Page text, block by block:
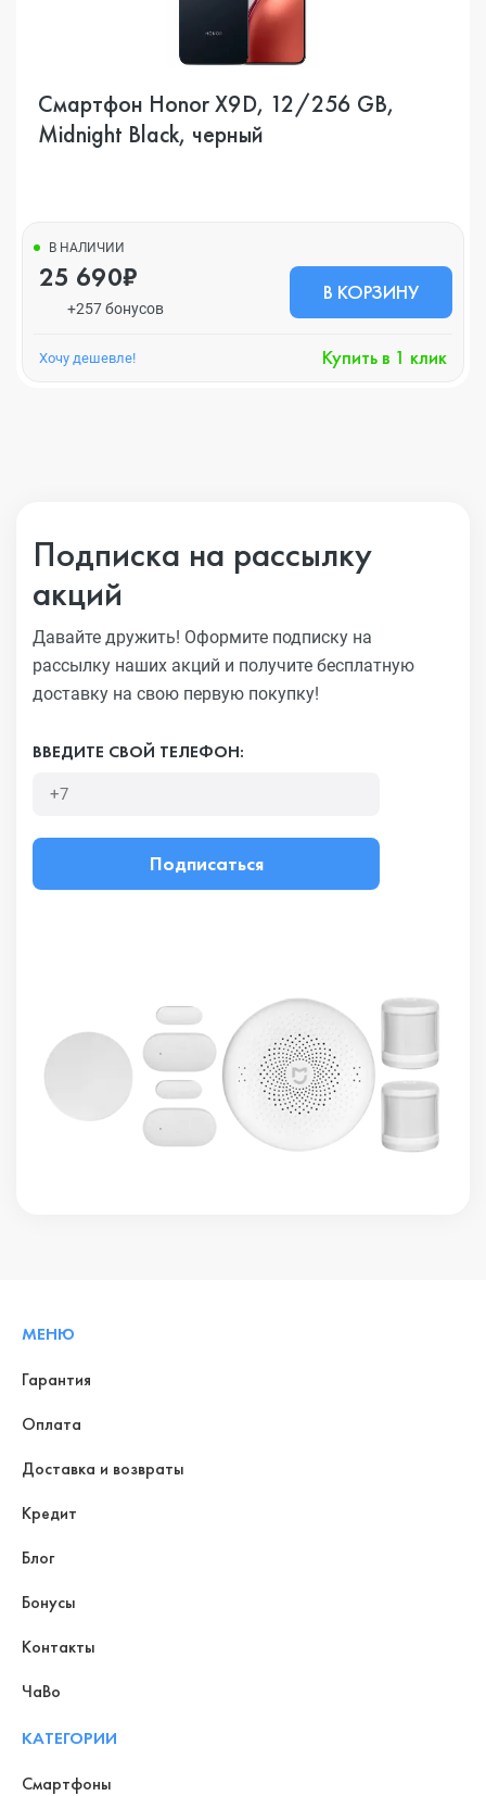
Смартфон Honor X9D, 12/256 GB,
Midnight Black, черный
В НАЛИЧИИ
25 690₽
+257 бонусов
В КОРЗИНУ
Хочу дешевле! Купить в 1 клик
Подписка на рассылку
акций
Давайте дружить! Оформите подписку на
рассылку наших акций и получите бесплатную
доставку на свою первую покупку!
ВВЕДИТЕ СВОЙ ТЕЛЕФОН:
Подписаться
МЕНЮ
Гарантия
Оплата
Доставка и возвраты
Кредит
Блог
Бонусы
Контакты
ЧаВо
КАТЕГОРИИ
Смартфоны